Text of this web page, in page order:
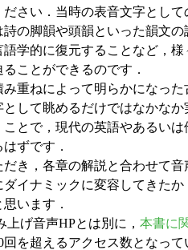
ださい．当時の表音文字とし
の脚韻や頭韻といった韻文
学的に復元することなど，
ことができるのです．
重ねによって明らかになっ
して眺めるだけではなかなか
とで，現代の英語やあるい
ずです．
き，各章の解説と合わせて
イナミックに変容してきた
います．
げ音声HPとは別に， 本書に
を超えるアクセス数となっ